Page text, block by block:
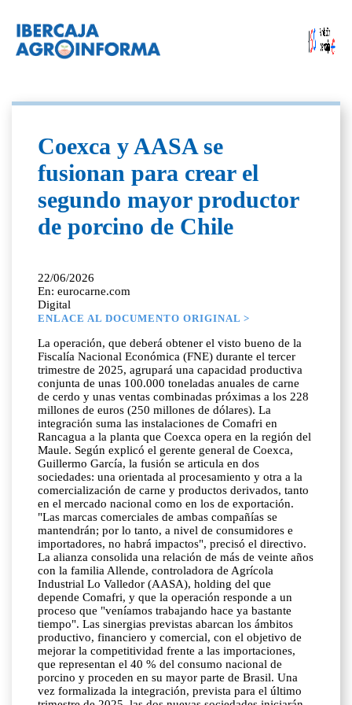
Coexca y AASA se
fusionan para crear el
segundo mayor productor
de porcino de Chile
22/06/2026
En: eurocarne.com
Digital
ENLACE AL DOCUMENTO ORIGINAL >
La operación, que deberá obtener el visto bueno de la
Fiscalía Nacional Económica (FNE) durante el tercer
trimestre de 2025, agrupará una capacidad productiva
conjunta de unas 100.000 toneladas anuales de carne
de cerdo y unas ventas combinadas próximas a los 228
millones de euros (250 millones de dólares). La
integración suma las instalaciones de Comafri en
Rancagua a la planta que Coexca opera en la región del
Maule. Según explicó el gerente general de Coexca,
Guillermo García, la fusión se articula en dos
sociedades: una orientada al procesamiento y otra a la
comercialización de carne y productos derivados, tanto
en el mercado nacional como en los de exportación.
"Las marcas comerciales de ambas compañías se
mantendrán; por lo tanto, a nivel de consumidores e
importadores, no habrá impactos", precisó el directivo.
La alianza consolida una relación de más de veinte años
con la familia Allende, controladora de Agrícola
Industrial Lo Valledor (AASA), holding del que
depende Comafri, y que la operación responde a un
proceso que "veníamos trabajando hace ya bastante
tiempo". Las sinergias previstas abarcan los ámbitos
productivo, financiero y comercial, con el objetivo de
mejorar la competitividad frente a las importaciones,
que representan el 40 % del consumo nacional de
porcino y proceden en su mayor parte de Brasil. Una
vez formalizada la integración, prevista para el último